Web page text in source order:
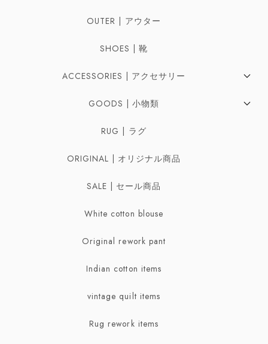
OUTER | アウター
SHOES | 靴
ACCESSORIES | アクセサリー
Pierces | ピアス
Bracelet | ブレスレット・バングル
Broach | ブローチ
GOODS | 小物類
RUG | ラグ
ORIGINAL | オリジナル商品
SALE | セール商品
White cotton blouse
Original rework pant
Indian cotton items
vintage quilt items
Rug rework items